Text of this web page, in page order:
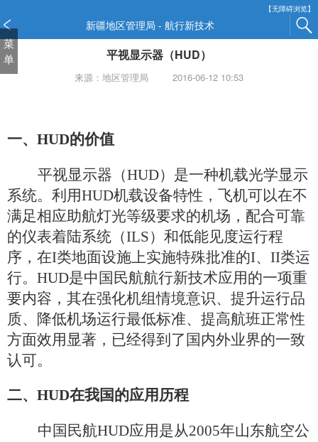
【无障碍浏览】
新疆地区管理局 - 航行新技术
菜
单
平视显示器（HUD）
来源：地区管理局 2016-06-12 10:53
一、 HUD的价值
平视显示器（HUD）是一种机载光学显示
系统。利用HUD机载设备特性，飞机可以在不
满足相应助航灯光等级要求的机场，配合可靠
的仪表着陆系统（ILS）和低能见度运行程
序，在I类地面设施上实施特殊批准的I、 II类运
行。 HUD是中国民航航行新技术应用的一项重
要内容，其在强化机组情境意识、提升运行品
质、降低机场运行最低标准、提高航班正常性
方面效用显著，已经得到了国内外业界的一致
认可。
二、 HUD在我国的应用历程
中国民航HUD应用是从2005年山东航空公